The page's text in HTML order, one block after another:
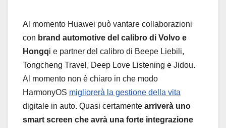
Al momento Huawei può vantare collaborazioni
con brand automotive del calibro di Volvo e
Hongqi e partner del calibro di Beepe Liebili,
Tongcheng Travel, Deep Love Listening e Jidou.
Al momento non è chiaro in che modo
HarmonyOS migliorerà la gestione della vita
digitale in auto. Quasi certamente arriverà uno
smart screen che avrà una forte integrazione